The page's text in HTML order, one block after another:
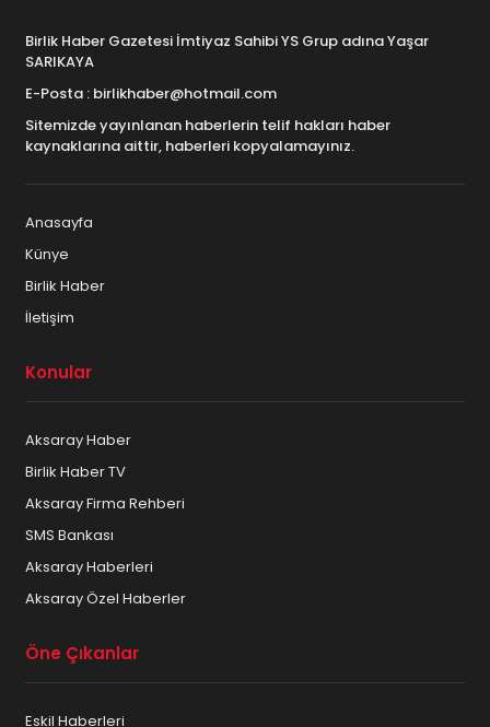
Birlik Haber Gazetesi İmtiyaz Sahibi YS Grup adına Yaşar
SARIKAYA
E-Posta : birlikhaber@hotmail.com
Sitemizde yayınlanan haberlerin telif hakları haber
kaynaklarına aittir, haberleri kopyalamayınız.
Anasayfa
Künye
Birlik Haber
İletişim
Konular
Aksaray Haber
Birlik Haber TV
Aksaray Firma Rehberi
SMS Bankası
Aksaray Haberleri
Aksaray Özel Haberler
Öne Çıkanlar
Eskil Haberleri